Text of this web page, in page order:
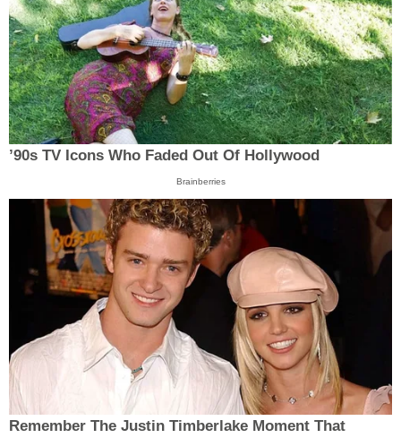
’90s TV Icons Who Faded Out Of Hollywood
Brainberries
Remember The Justin Timberlake Moment That